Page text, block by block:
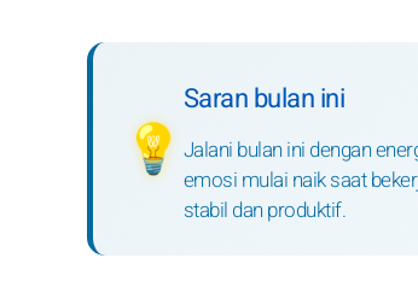
💡
Saran bulan ini
Jalani bulan ini dengan
emosi mulai naik saat
stabil dan produktif.